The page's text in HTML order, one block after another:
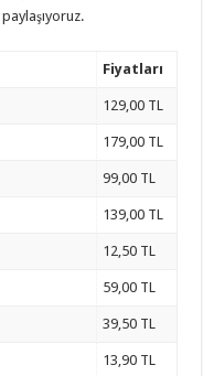
Fiyatları
129,00 TL
179,00 TL
99,00 TL
139,00 TL
12,50 TL
59,00 TL
39,50 TL
13,90 TL